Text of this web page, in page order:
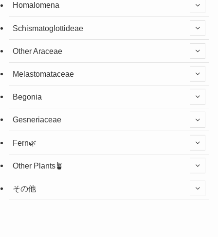
Homalomena
Schismatoglottideae
Other Araceae
Melastomataceae
Begonia
Gesneriaceae
Fern🌿
Other Plants🪴
その他